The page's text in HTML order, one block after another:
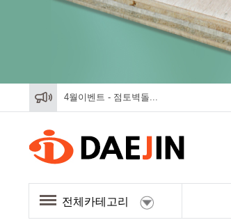
4월이벤트 - 점토벽돌...
전체카테고리